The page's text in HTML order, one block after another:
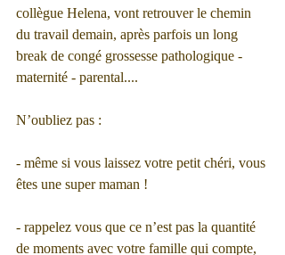
collègue Helena, vont retrouver le chemin
du travail demain, après parfois un long
break de congé grossesse pathologique -
maternité - parental....
N’oubliez pas :
- même si vous laissez votre petit chéri, vous
êtes une super maman !
- rappelez vous que ce n’est pas la quantité
de moments avec votre famille qui compte,